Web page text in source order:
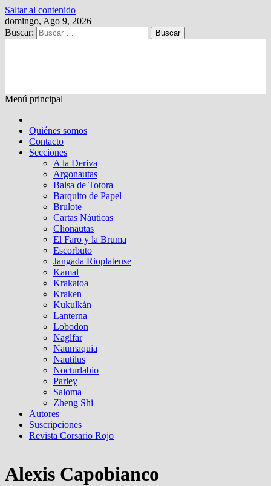
Saltar al contenido
domingo, Ago 9, 2026
Buscar:
Menú principal
Quiénes somos
Contacto
Secciones
A la Deriva
Argonautas
Balsa de Totora
Barquito de Papel
Brulote
Cartas Náuticas
Clionautas
El Faro y la Bruma
Escorbuto
Jangada Rioplatense
Kamal
Krakatoa
Kraken
Kukulkán
Lanterna
Lobodon
Naglfar
Naumaquia
Nautilus
Nocturlabio
Parley
Saloma
Zheng Shi
Autores
Suscripciones
Revista Corsario Rojo
Alexis Capobianco